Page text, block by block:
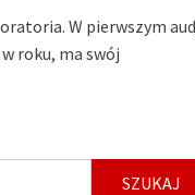
W pierwszym
roku, ma swój